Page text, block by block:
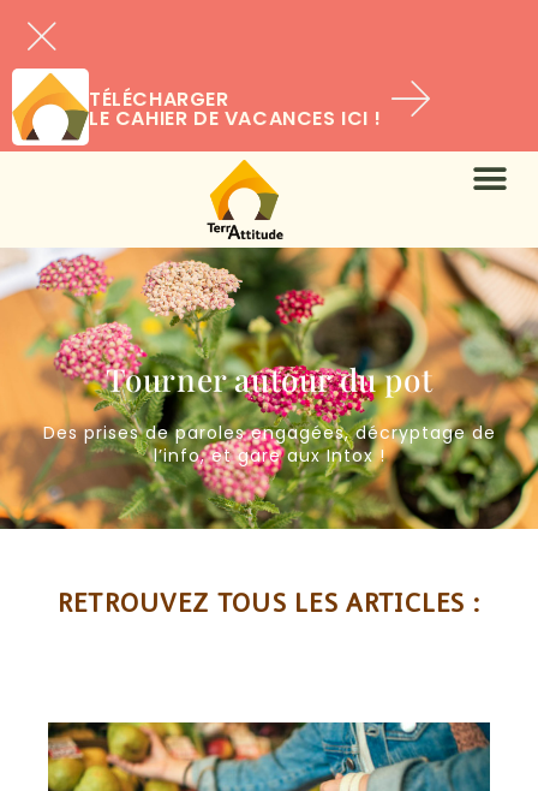
TÉLÉCHARGER
LE CAHIER DE VACANCES ICI !
Tourner autour du pot
Des prises de paroles engagées, décryptage de
l’info, et gare aux Intox !
RETROUVEZ TOUS LES ARTICLES :